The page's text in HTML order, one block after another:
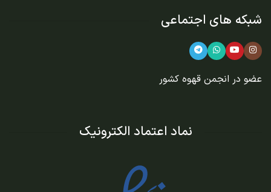
شبکه های اجتماعی
عضو در انجمن قهوه کشور
نماد اعتماد الکترونیک